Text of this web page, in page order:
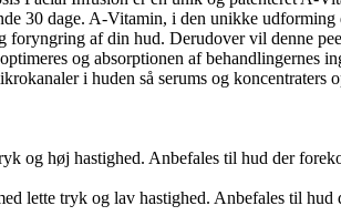
30 dage. A-Vitamin, i den unikke udforming
foryngring af din hud. Derudover vil denne
og absorptionen af behandlingernes
i huden så serums og koncentraters
og høj hastighed. Anbefales til hud der
lette tryk og lav hastighed. Anbefales til